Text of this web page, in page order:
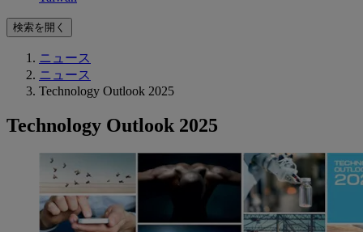
検索を開く
ニュース
ニュース
Technology Outlook 2025
Technology Outlook 2025